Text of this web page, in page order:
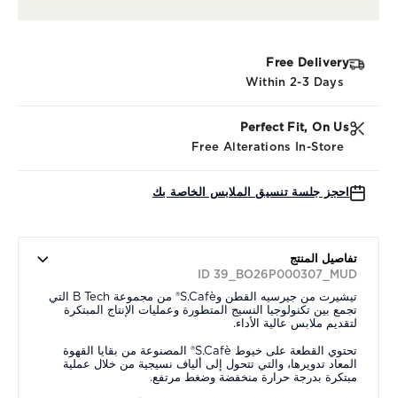
Free Delivery
Within 2-3 Days
Perfect Fit, On Us
Free Alterations In-Store
احجز جلسة تنسيق الملابس الخاصة بك
تفاصيل المنتج
ID 39_BO26P000307_MUD
تيشيرت من جيرسيه القطن وS.Cafè® من مجموعة B Tech التي
تجمع بين تكنولوجيا النسيج المتطورة وعمليات الإنتاج المبتكرة
لتقديم ملابس عالية الأداء.
تحتوي القطعة على خيوط S.Cafè® المصنوعة من بقايا القهوة
المعاد تدويرها، والتي تتحول إلى ألياف نسيجية من خلال عملية
مبتكرة بدرجة حرارة منخفضة وضغط مرتفع.